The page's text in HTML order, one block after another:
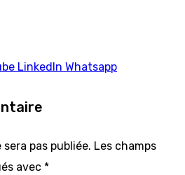
LinkedIn Whatsapp
pas publiée. Les champs
avec *